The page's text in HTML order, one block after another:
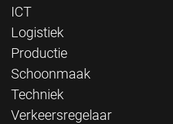
ICT
Logistiek
Productie
Schoonmaak
Techniek
Verkeersregelaar